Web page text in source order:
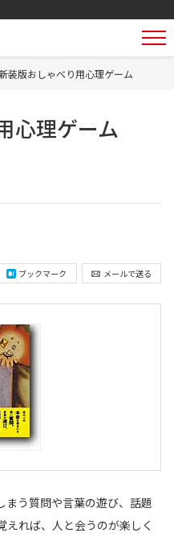
装版おしゃべり用心理ゲーム
心理ゲーム
ブックマーク メールで送る
まう質問や言葉の遊び、話題
れば、人と会うのが楽しく